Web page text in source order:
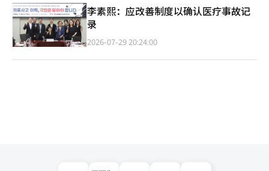
李素熙：应改善制度以确认医疗事故记
录
2026-07-29 20:24:00